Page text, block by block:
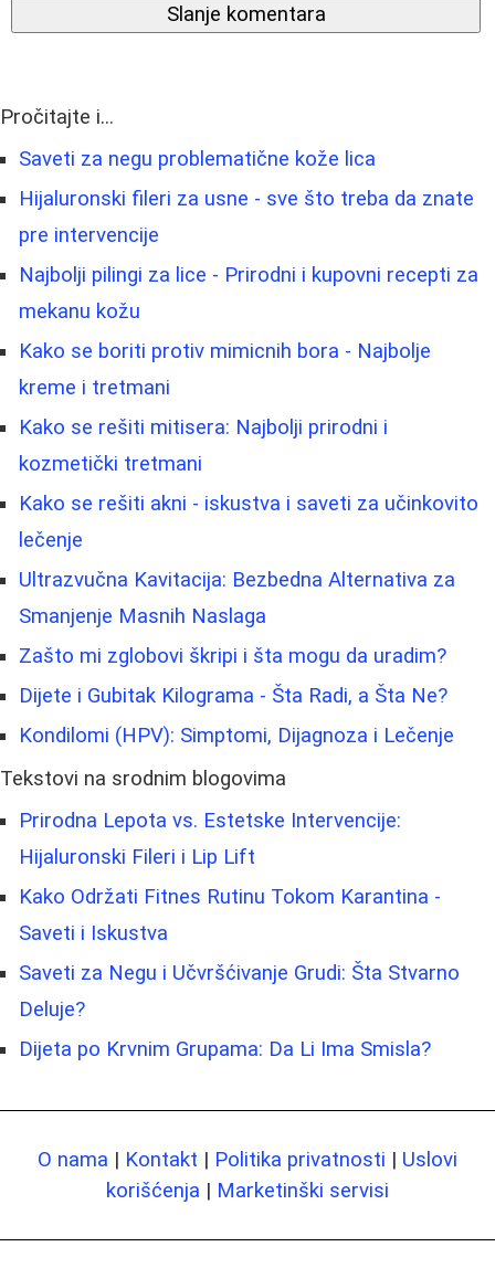
Slanje komentara
Pročitajte i...
Saveti za negu problematične kože lica
Hijaluronski fileri za usne - sve što treba da znate
pre intervencije
Najbolji pilingi za lice - Prirodni i kupovni recepti za
mekanu kožu
Kako se boriti protiv mimicnih bora - Najbolje
kreme i tretmani
Kako se rešiti mitisera: Najbolji prirodni i
kozmetički tretmani
Kako se rešiti akni - iskustva i saveti za učinkovito
lečenje
Ultrazvučna Kavitacija: Bezbedna Alternativa za
Smanjenje Masnih Naslaga
Zašto mi zglobovi škripi i šta mogu da uradim?
Dijete i Gubitak Kilograma - Šta Radi, a Šta Ne?
Kondilomi (HPV): Simptomi, Dijagnoza i Lečenje
Tekstovi na srodnim blogovima
Prirodna Lepota vs. Estetske Intervencije:
Hijaluronski Fileri i Lip Lift
Kako Održati Fitnes Rutinu Tokom Karantina -
Saveti i Iskustva
Saveti za Negu i Učvršćivanje Grudi: Šta Stvarno
Deluje?
Dijeta po Krvnim Grupama: Da Li Ima Smisla?
O nama | Kontakt | Politika privatnosti | Uslovi
korišćenja | Marketinški servisi